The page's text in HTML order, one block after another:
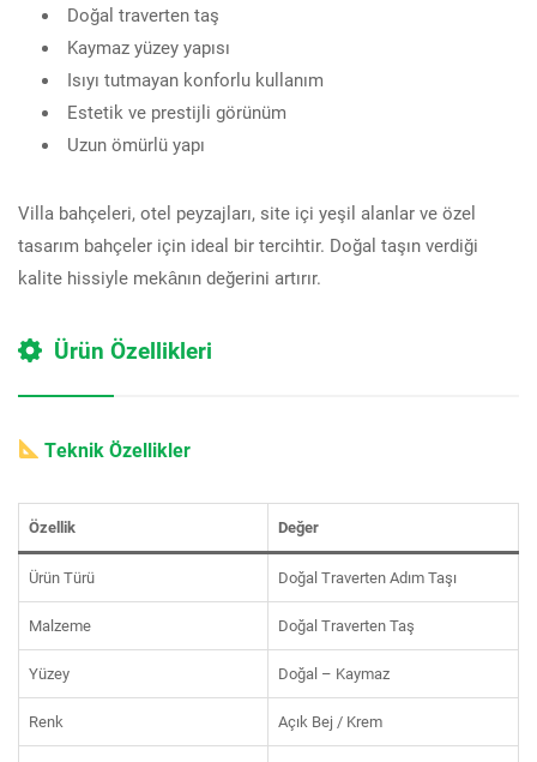
Doğal traverten taş
Kaymaz yüzey yapısı
Isıyı tutmayan konforlu kullanım
Estetik ve prestijli görünüm
Uzun ömürlü yapı
Villa bahçeleri, otel peyzajları, site içi yeşil alanlar ve özel
tasarım bahçeler için ideal bir tercihtir. Doğal taşın verdiği
kalite hissiyle mekânın değerini artırır.
Ürün Özellikleri
Teknik Özellikler
Özellik Değer
Ürün Türü Doğal Traverten Adım Taşı
Malzeme Doğal Traverten Taş
Yüzey Doğal – Kaymaz
Renk Açık Bej / Krem